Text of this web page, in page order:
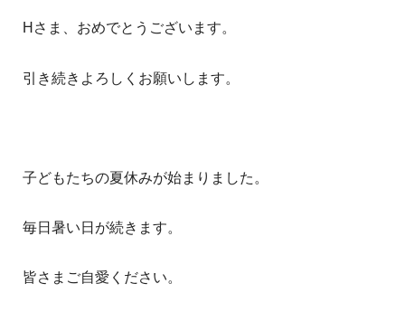
Hさま、おめでとうございます。
引き続きよろしくお願いします。
子どもたちの夏休みが始まりました。
毎日暑い日が続きます。
皆さまご自愛ください。